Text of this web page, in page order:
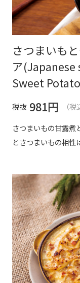
さつまいも
ア
Sweet
税抜 981円
（
さつまいもの甘露煮
とさつまいもの相性